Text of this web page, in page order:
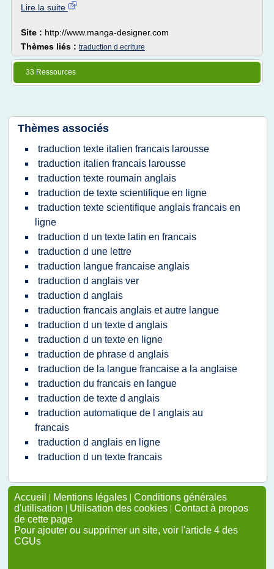
Lire la suite
Site : http://www.manga-designer.com
Thèmes liés : traduction d ecriture
33 Ressources
Thèmes associés
traduction texte italien francais larousse
traduction italien francais larousse
traduction texte roumain anglais
traduction de texte scientifique en ligne
traduction texte scientifique anglais francais en
ligne
traduction d un texte latin en francais
traduction d une lettre
traduction langue francaise anglais
traduction d anglais ver
traduction d anglais
traduction francais anglais et autre langue
traduction d un texte d anglais
traduction d un texte en ligne
traduction de phrase d anglais
traduction de la langue francaise a la anglaise
traduction du francais en langue
traduction de texte d anglais
traduction automatique de l anglais au
francais
traduction d anglais en ligne
traduction d un texte francais
Accueil | Mentions légales | Conditions générales
d'utilisation | Utilisation des cookies | Contact à propos
de cette page
Pour ajouter ou supprimer un site, voir l'article 4 des
CGUs